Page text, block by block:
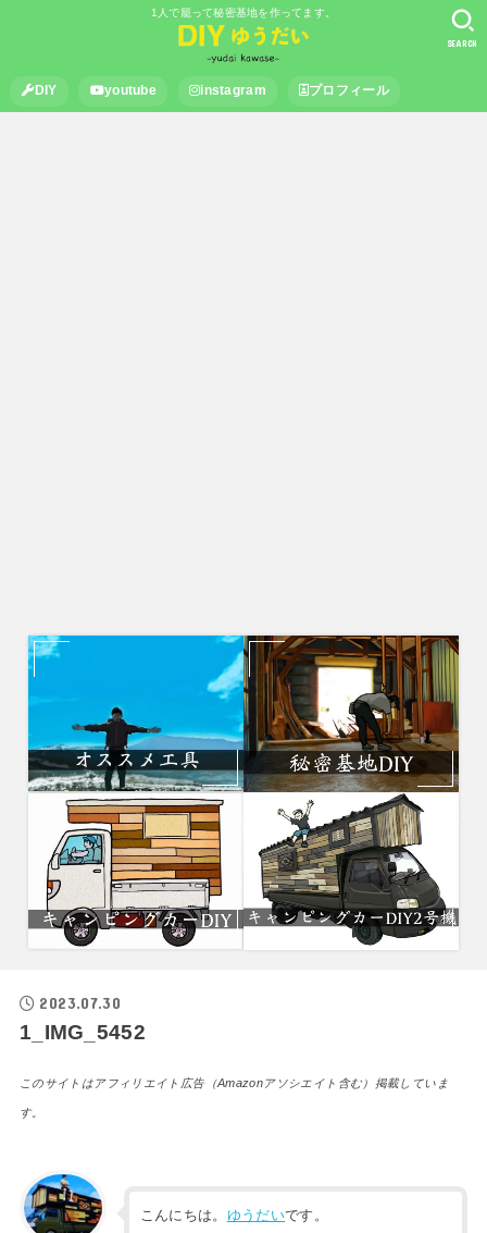
1人で籠って秘密基地を作ってます。
DIY youtube instagram プロフィール
SEARCH
2023.07.30
1_IMG_5452
このサイトはアフィリエイト広告（Amazonアソシエイト含む）掲載していま
す。
こんにちは。 ゆうだいです。